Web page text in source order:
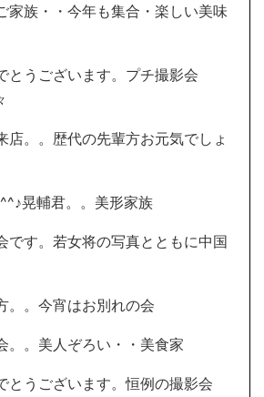
家族・・今年も集合・楽しい美味
とうございます。プチ撮影会
店。。歴代の先輩方お元気でしょ
晃輔君。。美形家族
です。若女将の写真とともに中国
。。今宵はお別れの会
。。美人ぞろい・・美食家
とうございます。恒例の撮影会